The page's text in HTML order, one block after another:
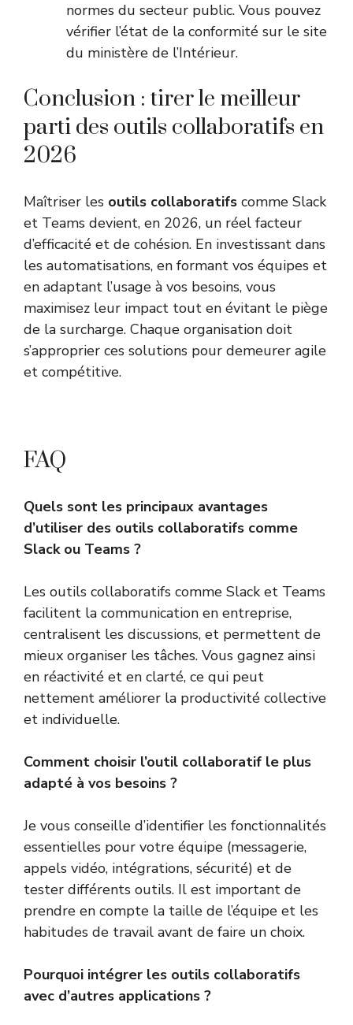
normes du secteur public. Vous pouvez
vérifier l’état de la conformité sur le site
du ministère de l’Intérieur.
Conclusion : tirer le meilleur
parti des outils collaboratifs en
2026
Maîtriser les outils collaboratifs comme Slack
et Teams devient, en 2026, un réel facteur
d’efficacité et de cohésion. En investissant dans
les automatisations, en formant vos équipes et
en adaptant l’usage à vos besoins, vous
maximisez leur impact tout en évitant le piège
de la surcharge. Chaque organisation doit
s’approprier ces solutions pour demeurer agile
et compétitive.
FAQ
Quels sont les principaux avantages
d’utiliser des outils collaboratifs comme
Slack ou Teams ?
Les outils collaboratifs comme Slack et Teams
facilitent la communication en entreprise,
centralisent les discussions, et permettent de
mieux organiser les tâches. Vous gagnez ainsi
en réactivité et en clarté, ce qui peut
nettement améliorer la productivité collective
et individuelle.
Comment choisir l’outil collaboratif le plus
adapté à vos besoins ?
Je vous conseille d’identifier les fonctionnalités
essentielles pour votre équipe (messagerie,
appels vidéo, intégrations, sécurité) et de
tester différents outils. Il est important de
prendre en compte la taille de l’équipe et les
habitudes de travail avant de faire un choix.
Pourquoi intégrer les outils collaboratifs
avec d’autres applications ?